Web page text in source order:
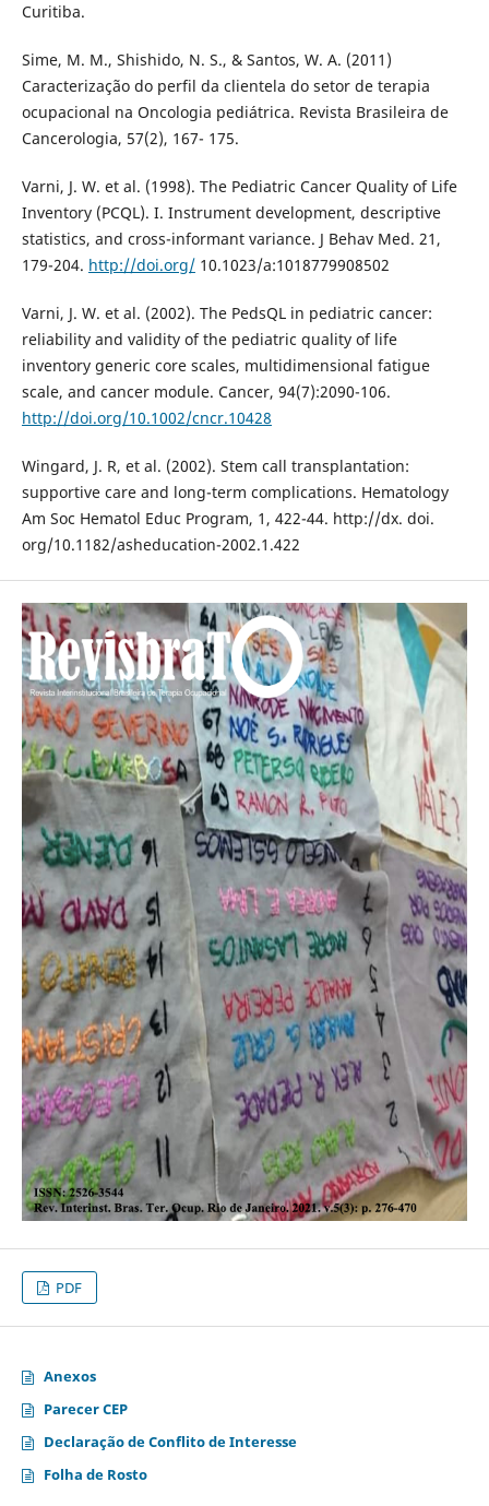
Curitiba.
Sime, M. M., Shishido, N. S., & Santos, W. A. (2011)
Caracterização do perfil da clientela do setor de terapia
ocupacional na Oncologia pediátrica. Revista Brasileira de
Cancerologia, 57(2), 167- 175.
Varni, J. W. et al. (1998). The Pediatric Cancer Quality of Life
Inventory (PCQL). I. Instrument development, descriptive
statistics, and cross-informant variance. J Behav Med. 21,
179-204. http://doi.org/10.1023/a:1018779908502
Varni, J. W. et al. (2002). The PedsQL in pediatric cancer:
reliability and validity of the pediatric quality of life
inventory generic core scales, multidimensional fatigue
scale, and cancer module. Cancer, 94(7):2090-106.
http://doi.org/10.1002/cncr.10428
Wingard, J. R, et al. (2002). Stem call transplantation:
supportive care and long-term complications. Hematology
Am Soc Hematol Educ Program, 1, 422-44. http://dx. doi.
org/10.1182/asheducation-2002.1.422
PDF
Anexos
Parecer CEP
Declaração de Conflito de Interesse
Folha de Rosto